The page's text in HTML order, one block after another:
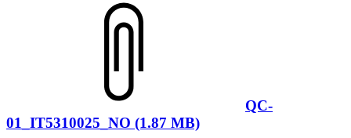
QC-
01_IT5310025_NO (1.87 MB)